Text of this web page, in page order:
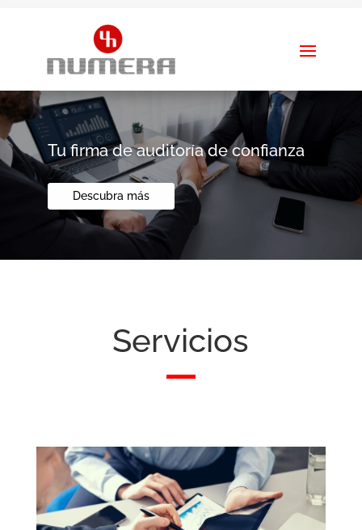
Tu firma de auditoría de confianza
Descubra más
Servicios